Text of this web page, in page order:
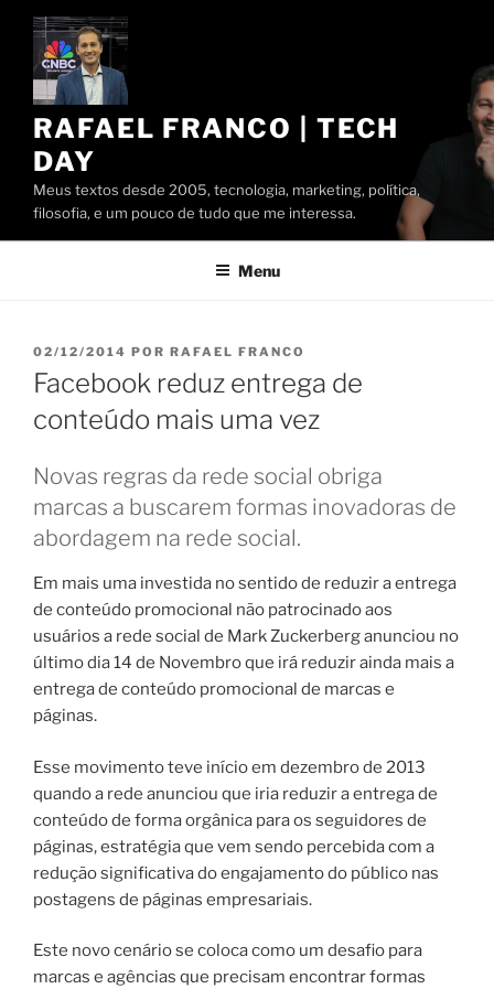
Pular
conteúdo
RAFAEL FRANCO | TECH
DAY
Meus textos desde 2005, tecnologia, marketing, política,
filosofia, e um pouco de tudo que me interessa.
Menu
PUBLICADO
EM
02/12/2014 POR RAFAEL FRANCO
Facebook reduz entrega de
conteúdo mais uma vez
Novas regras da rede social obriga
marcas a buscarem formas inovadoras de
abordagem na rede social.
Em mais uma investida no sentido de reduzir a entrega
de conteúdo promocional não patrocinado aos
usuários a rede social de Mark Zuckerberg anunciou no
último dia 14 de Novembro que irá reduzir ainda mais a
entrega de conteúdo promocional de marcas e
páginas.
Esse movimento teve início em dezembro de 2013
quando a rede anunciou que iria reduzir a entrega de
conteúdo de forma orgânica para os seguidores de
páginas, estratégia que vem sendo percebida com a
redução significativa do engajamento do público nas
postagens de páginas empresariais.
Este novo cenário se coloca como um desafio para
marcas e agências que precisam encontrar formas